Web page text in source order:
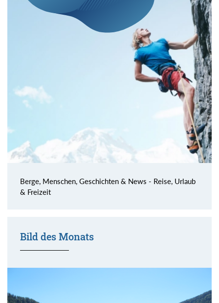
Berge, Menschen, Geschichten & News - Reise, Urlaub
& Freizeit
Bild des Monats